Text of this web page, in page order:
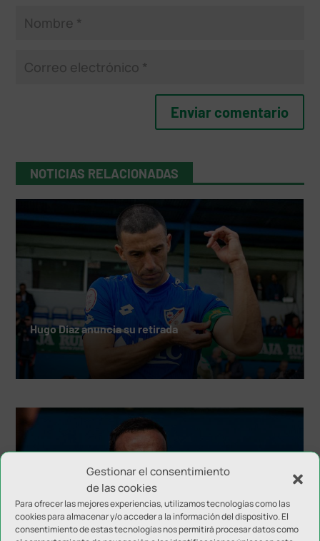
Gestionar el consentimiento
de las cookies
Para ofrecer las mejores experiencias, utilizamos tecnologías como las
cookies para almacenar y/o acceder a la información del dispositivo. El
consentimiento de estas tecnologías nos permitirá procesar datos como
NOTICIAS RELACIONADAS
Hugo Díaz anuncia su retirada
El Linares Deportivo configura el cuerpo técnico